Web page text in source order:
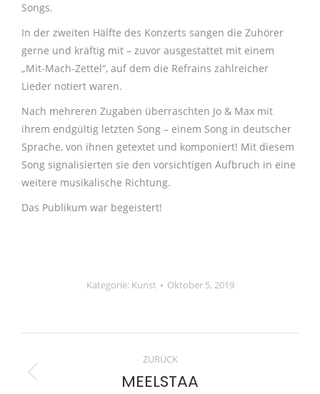
Songs.
In der zweiten Hälfte des Konzerts sangen die Zuhörer
gerne und kräftig mit – zuvor ausgestattet mit einem
„Mit-Mach-Zettel“, auf dem die Refrains zahlreicher
Lieder notiert waren.
Nach mehreren Zugaben überraschten Jo & Max mit
ihrem endgültig letzten Song – einem Song in deutscher
Sprache, von ihnen getextet und komponiert! Mit diesem
Song signalisierten sie den vorsichtigen Aufbruch in eine
weitere musikalische Richtung.
Das Publikum war begeistert!
Kategorie: Kunst Oktober 5, 2019
ZURÜCK
Vorheriger
MEELSTAA